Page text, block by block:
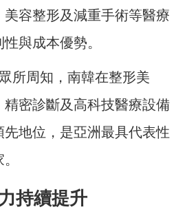
容整形及減重手術等醫療
與成本優勢。
所周知，南韓在整形美
精密診斷及高科技醫療設備
地位，是亞洲最具代表性
持續提升